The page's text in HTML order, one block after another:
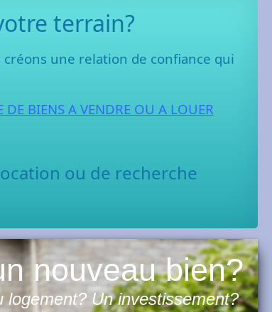
terrain?
créons une relation de confiance qui
DE BIENS A VENDRE OU A LOUER
ou de recherche
nouveau bien?
logement? Un investissement?